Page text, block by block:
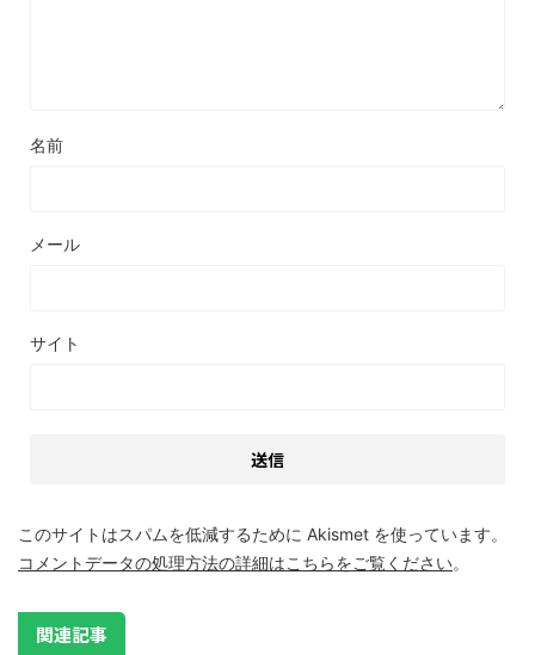
名前
メール
サイト
このサイトはスパムを低減するために Akismet を使っています。
コメントデータの処理方法の詳細はこちらをご覧ください。
関連記事